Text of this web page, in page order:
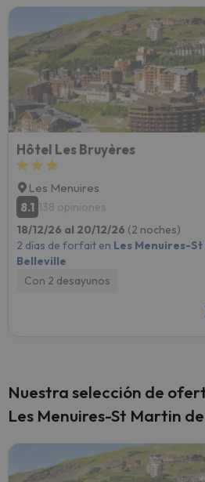
Hôtel Les Bruyères
Les Menuires
8.1 138 opiniones
18/12/26 al 20/12/26 (2 noches)
2 días de forfait en Les Menuires-
Belleville
Con 2 desayunos
Nuestra selección de
Les Menuires-St Martin